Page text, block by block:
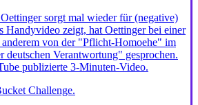
sorgt mal wieder für (negative)
Handyvideo zeigt, hat Oettinger bei einer
von der "Pflicht-Homoehe" im
deutschen Verantwortung" gesprochen.
publizierte 3-Minuten-Video.